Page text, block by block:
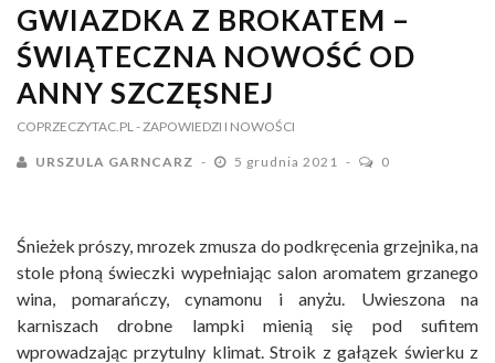
GWIAZDKA Z BROKATEM –
ŚWIĄTECZNA NOWOŚĆ OD
ANNY SZCZĘSNEJ
COPRZECZYTAC.PL - ZAPOWIEDZI I NOWOŚCI
URSZULA GARNCARZ 5 grudnia 2021 0
Śnieżek prószy, mrozek zmusza do podkręcenia grzejnika, na
stole płoną świeczki wypełniając salon aromatem grzanego
wina, pomarańczy, cynamonu i anyżu. Uwieszona na
karniszach drobne lampki mienią się pod sufitem
wprowadzając przytulny klimat. Stroik z gałązek świerku z